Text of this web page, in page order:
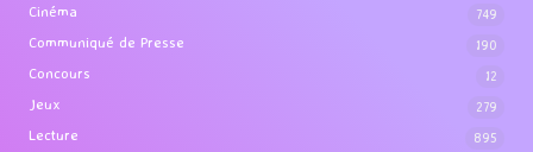
Cinéma 749
Communiqué de Presse 190
Concours 12
Jeux 279
Lecture 895